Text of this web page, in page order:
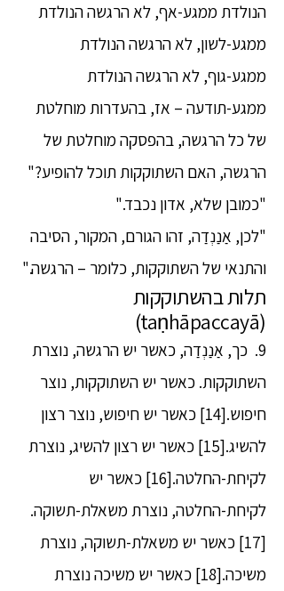
הנולדת ממגע-אף, לא הרגשה הנולדת
ממגע-לשון, לא הרגשה הנולדת
ממגע-גוף, לא הרגשה הנולדת
ממגע-תודעה – אז, בהעדרות מוחלטת
של כל הרגשה, בהפסקה מוחלטת של
הרגשה, האם השתוקקות תוכל להופיע?"
"כמובן שלא, אדון נכבד."
"לכן, אַנַנְדַה, זהו הגורם, המקור, הסיבה
והתנאי של השתוקקות, כלומר – הרגשה."
תלות בהשתוקקות
(taṇhāpaccayā)
9. כך, אַנַנְדַה, כאשר יש הרגשה, נוצרת
השתוקקות. כאשר יש השתוקקות, נוצר
חיפוש.[14] כאשר יש חיפוש, נוצר רצון
להשיג.[15] כאשר יש רצון להשיג, נוצרת
לקיחת-החלטה.[16] כאשר יש
לקיחת-החלטה, נוצרת משאלת-תשוקה.
[17] כאשר יש משאלת-תשוקה, נוצרת
משיכה.[18] כאשר יש משיכה נוצרת